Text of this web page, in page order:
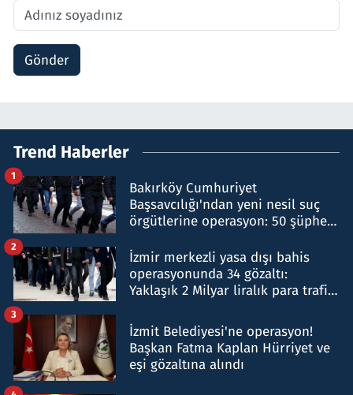
Gönder
Trend Haberler
Bakırköy Cumhuriyet
Başsavcılığı'ndan yeni nesil suç
örgütlerine operasyon: 50 şüpheli
1
İzmir merkezli yasa dışı bahis
operasyonunda 34 gözaltı:
Yaklaşık 2 Milyar liralık para trafiği
2
İzmit Belediyesi'ne operasyon!
Başkan Fatma Kaplan Hürriyet ve
eşi gözaltına alındı
3